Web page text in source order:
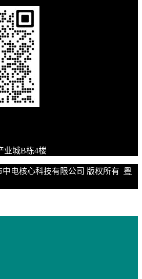
业城B栋4楼
中电核心科技有限公司 版权所有 粤